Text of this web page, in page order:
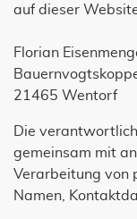
auf dieser
Florian
21465 Wentorf
Die
gemeinsam mit
Verarbeitung von
Namen,